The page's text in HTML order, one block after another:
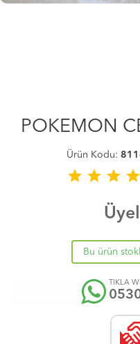
POKEMON
Ürün Kodu:
star star star star
Bu ürün
TIKLA